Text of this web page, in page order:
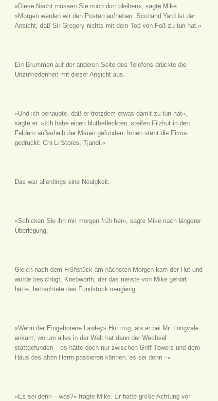
»Diese Nacht müssen Sie noch dort bleiben«, sagte Mike.
»Morgen werden wir den Posten aufheben. Scotland Yard ist der
Ansicht, daß Sir Gregory nichts mit dem Tod von Foß zu tun hat.«
Ein Brummen auf der anderen Seite des Telefons drückte die
Unzufriedenheit mit dieser Ansicht aus.
»Und ich behaupte, daß er trotzdem etwas damit zu tun hat«,
sagte er. »Ich habe einen blutbefleckten, steifen Filzhut in den
Feldern außerhalb der Mauer gefunden. Innen steht die Firma
gedruckt: Chi Li Stores, Tjandi.«
Das war allerdings eine Neuigkeit.
»Schicken Sie ihn mir morgen früh her«, sagte Mike nach längerer
Überlegung.
Gleich nach dem Frühstück am nächsten Morgen kam der Hut und
wurde besichtigt. Knebworth, der das meiste von Mike gehört
hatte, betrachtete das Fundstück neugierig.
»Wenn der Eingeborene Lawleys Hut trug, als er bei Mr. Longvale
ankam, wo um alles in der Welt hat dann der Wechsel
stattgefunden – es hätte doch nur zwischen Griff Towers und dem
Haus des alten Herrn passieren können, es sei denn –«
»Es sei denn – was?« fragte Mike. Er hatte große Achtung vor